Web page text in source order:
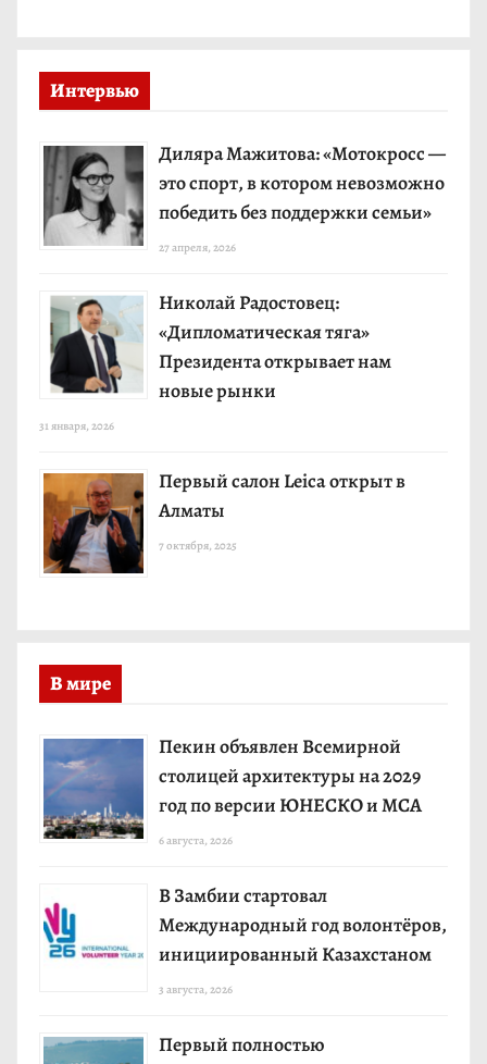
Интервью
Диляра Мажитова: «Мотокросс —
это спорт, в котором невозможно
победить без поддержки семьи»
27 апреля, 2026
Николай Радостовец:
«Дипломатическая тяга»
Президента открывает нам
новые рынки
31 января, 2026
Первый салон Leica открыт в
Алматы
7 октября, 2025
В мире
Пекин объявлен Всемирной
столицей архитектуры на 2029
год по версии ЮНЕСКО и МСА
6 августа, 2026
В Замбии стартовал
Международный год волонтёров,
инициированный Казахстаном
3 августа, 2026
Первый полностью